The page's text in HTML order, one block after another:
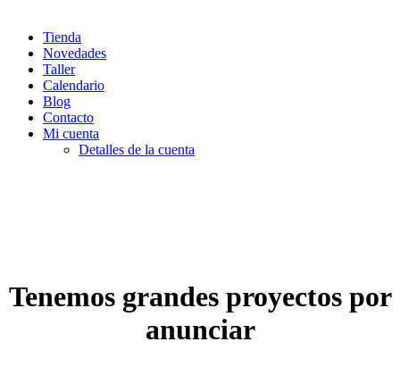
Tienda
Novedades
Taller
Calendario
Blog
Contacto
Mi cuenta
Detalles de la cuenta
Tenemos grandes proyectos por
anunciar